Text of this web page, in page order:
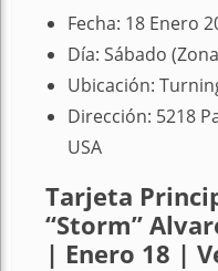
Fecha: 18 Enero
Día: Sábado
Ubicación:
Dirección: 5218
USA
Tarjeta
“Storm”
| Enero 18 |